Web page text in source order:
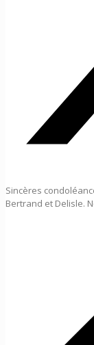
Sincères
Bertrand et Delisle.